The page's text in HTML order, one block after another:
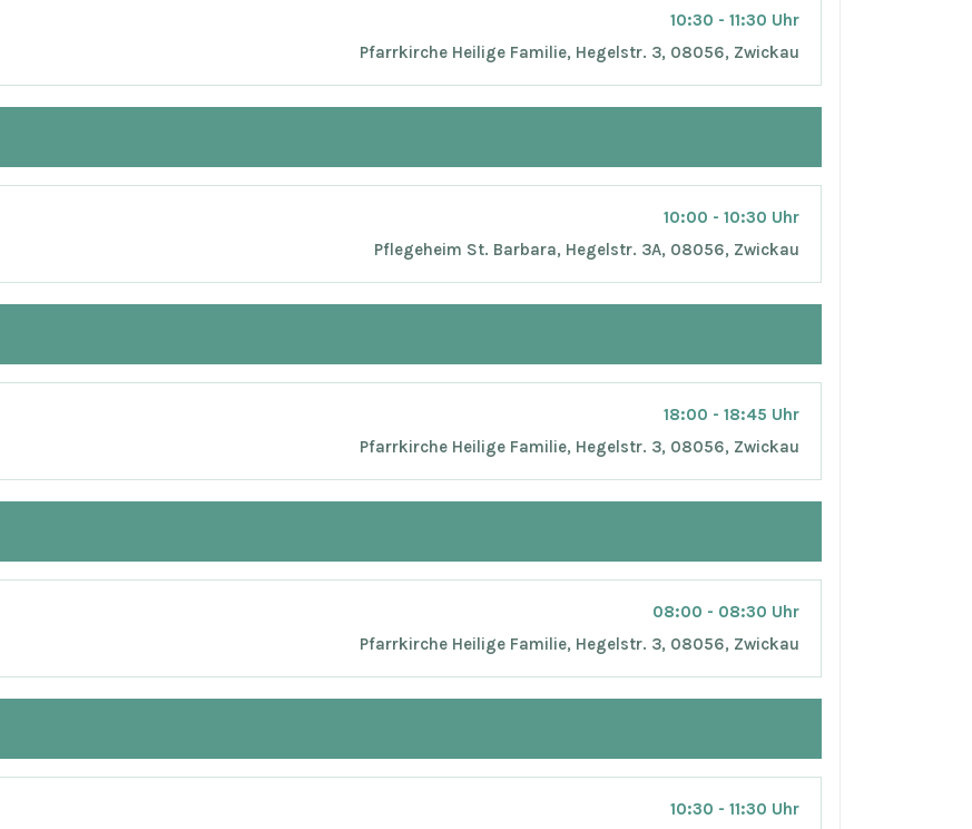
10:30 - 11:30 Uhr
Pfarrkirche Heilige Familie, Hegelstr. 3, 08056, Zwickau
10:00 - 10:30 Uhr
Pflegeheim St. Barbara, Hegelstr. 3A, 08056, Zwickau
18:00 - 18:45 Uhr
Pfarrkirche Heilige Familie, Hegelstr. 3, 08056, Zwickau
08:00 - 08:30 Uhr
Pfarrkirche Heilige Familie, Hegelstr. 3, 08056, Zwickau
10:30 - 11:30 Uhr